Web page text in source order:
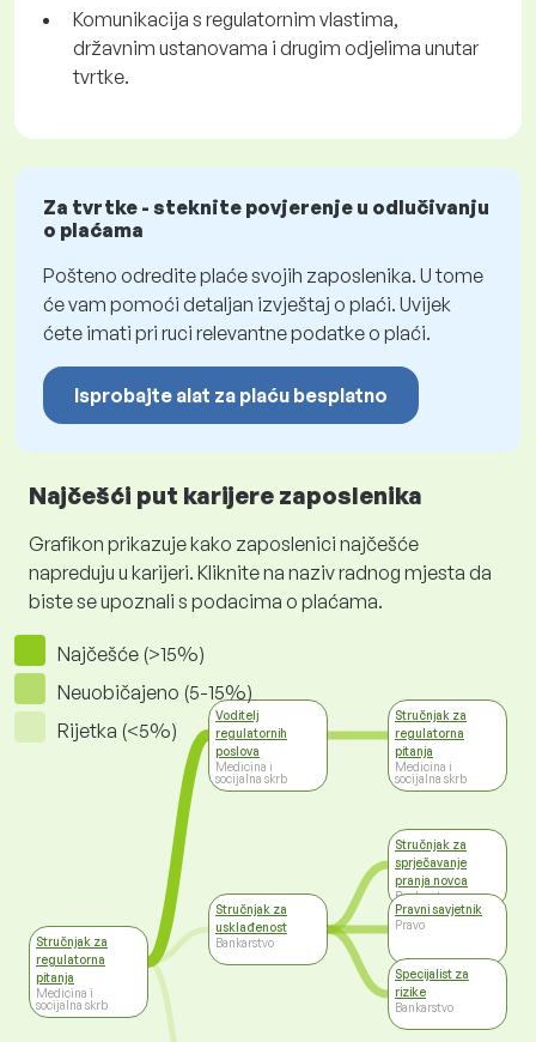
Komunikacija s regulatornim vlastima,
državnim ustanovama i drugim odjelima unutar
tvrtke.
Za tvrtke - steknite povjerenje u odlučivanju
o plaćama
Pošteno odredite plaće svojih zaposlenika. U tome
će vam pomoći detaljan izvještaj o plaći. Uvijek
ćete imati pri ruci relevantne podatke o plaći.
Isprobajte alat za plaću besplatno
Najčešći put karijere zaposlenika
Grafikon prikazuje kako zaposlenici najčešće
napreduju u karijeri. Kliknite na naziv radnog mjesta da
biste se upoznali s podacima o plaćama.
Najčešće (>15%)
Neuobičajeno (5-15%)
Rijetka (<5%)
Stručnjak za
regulatorna
pitanja
Medicina i
socijalna skrb
Voditelj
regulatornih
poslova
Medicina i
socijalna skrb
Stručnjak za
usklađenost
Bankarstvo
Stručnjak za
regulatorna
pitanja
Medicina i
socijalna skrb
Stručnjak za
sprječavanje
pranja novca
Bankarstvo
Pravni savjetnik
Pravo
Specijalist za
rizike
Bankarstvo